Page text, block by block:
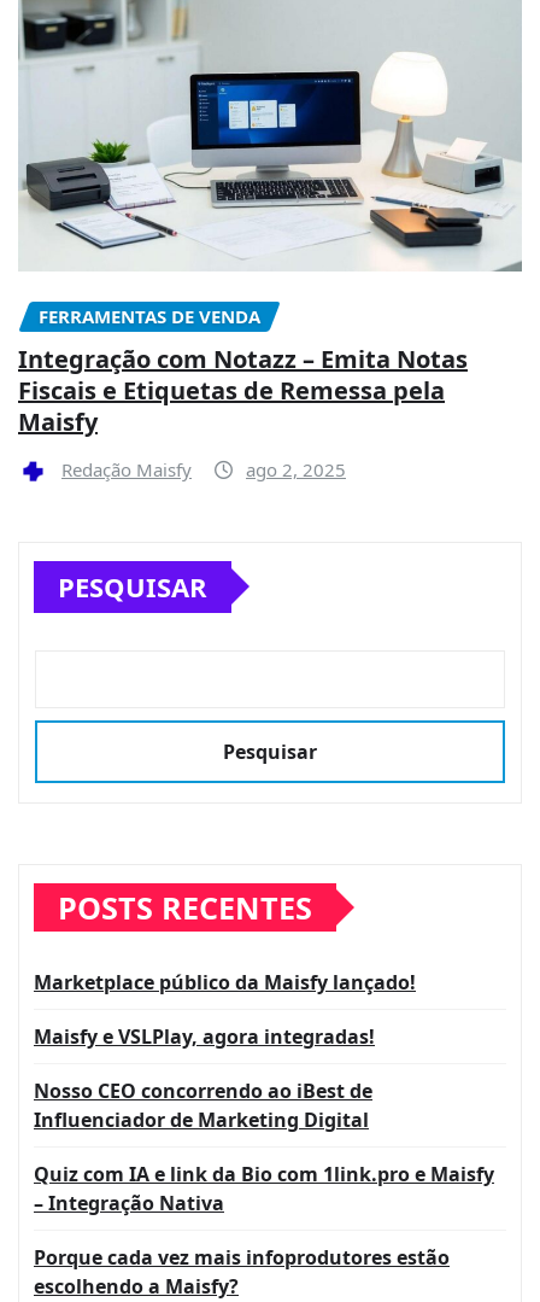
FERRAMENTAS DE VENDA
Integração com Notazz – Emita Notas
Fiscais e Etiquetas de Remessa pela
Maisfy
Redação Maisfy ago 2, 2025
PESQUISAR
Pesquisar
POSTS RECENTES
Marketplace público da Maisfy lançado!
Maisfy e VSLPlay, agora integradas!
Nosso CEO concorrendo ao iBest de
Influenciador de Marketing Digital
Quiz com IA e link da Bio com 1link.pro e Maisfy
– Integração Nativa
Porque cada vez mais infoprodutores estão
escolhendo a Maisfy?